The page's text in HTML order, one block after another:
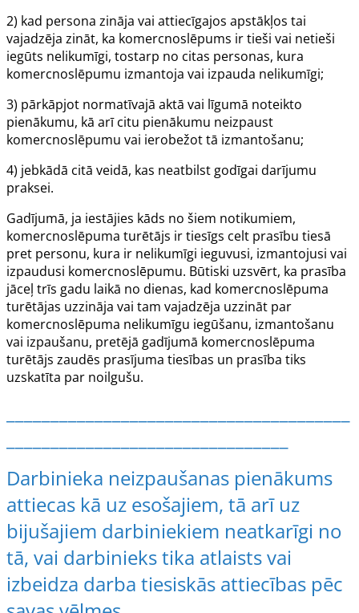
2) kad persona zināja vai attiecīgajos apstākļos tai
vajadzēja zināt, ka komercnoslēpums ir tieši vai netieši
iegūts nelikumīgi, tostarp no citas personas, kura
komercnoslēpumu izmantoja vai izpauda nelikumīgi;
3) pārkāpjot normatīvajā aktā vai līgumā noteikto
pienākumu, kā arī citu pienākumu neizpaust
komercnoslēpumu vai ierobežot tā izmantošanu;
4) jebkādā citā veidā, kas neatbilst godīgai darījumu
praksei.
Gadījumā, ja iestājies kāds no šiem notikumiem,
komercnoslēpuma turētājs ir tiesīgs celt prasību tiesā
pret personu, kura ir nelikumīgi ieguvusi, izmantojusi vai
izpaudusi komercnoslēpumu. Būtiski uzsvērt, ka prasība
jāceļ trīs gadu laikā no dienas, kad komercnoslēpuma
turētājas uzzināja vai tam vajadzēja uzzināt par
komercnoslēpuma nelikumīgu iegūšanu, izmantošanu
vai izpaušanu, pretējā gadījumā komercnoslēpuma
turētājs zaudēs prasījuma tiesības un prasība tiks
uzskatīta par noilgušu.
Darbinieka neizpaušanas pienākums
attiecas kā uz esošajiem, tā arī uz
bijušajiem darbiniekiem neatkarīgi no
tā, vai darbinieks tika atlaists vai
izbeidza darba tiesiskās attiecības pēc